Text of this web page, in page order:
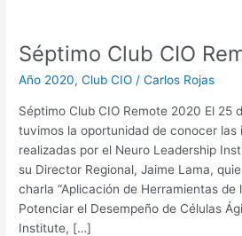
Séptimo Club CIO
Año 2020,Club CIO /Carlos Rojas
Séptimo Club CIO Remote 2020 El 25
tuvimos la oportunidad de conocer las
realizadas por el Neuro Leadership
su Director Regional, Jaime Lama,
charla “Aplicación de Herramientas de
Potenciar el Desempeño de Células
Institute, […]
Séptimo
CIO
Remote